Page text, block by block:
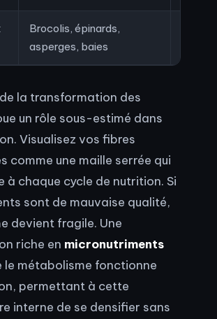
Brocolis, épinards,
asperges, baies
la transformation des
un rôle sous-estimé dans
Visualisez vos fibres
comme une maille serrée qui
à chaque cycle de nutrition. Si
sont de mauvaise qualité,
devient fragile. Une
riche en micronutriments
le métabolisme fonctionne
permettant à cette
interne de se densifier sans